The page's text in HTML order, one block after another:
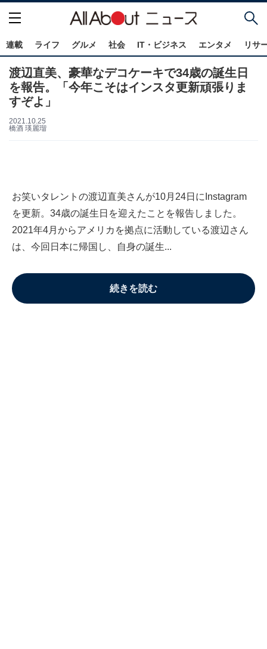
連載 ライフ グルメ 社会 IT・ビジネス エンタメ リサ
渡辺直美、豪華なデコケーキで34歳の誕生日
を報告。「今年こそはインスタ更新頑張りま
すぞよ」
2021.10.25
橋酒 瑛麗瑠
お笑いタレントの渡辺直美さんが10月24日にInstagram
を更新。34歳の誕生日を迎えたことを報告しました。
2021年4月からアメリカを拠点に活動している渡辺さん
は、今回日本に帰国し、自身の誕生...
続きを読む